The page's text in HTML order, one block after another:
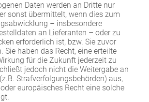
Daten werden an Dritte nur
sonst übermittelt, wenn dies zum
– insbesondere
an Lieferanten – oder zu
erforderlich ist, bzw. Sie zuvor
Sie haben das Recht, eine erteilte
für die Zukunft jederzeit zu
jedoch nicht die Weitergabe an
Strafverfolgungsbehörden) aus,
europäisches Recht eine solche